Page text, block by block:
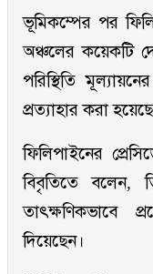
ভূমিকম্পের পর
অঞ্চলের কয়েকটি
পরিস্থিতি
প্রত্যাহার করা
ফিলিপাইনের
বিবৃতিতে বলেন,
তাৎক্ষণিকভাবে
দিয়েছেন।